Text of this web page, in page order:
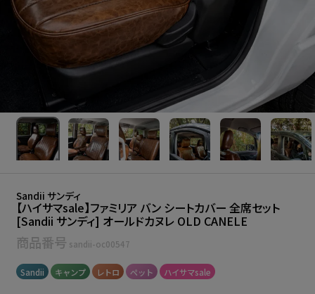
Sandii サンディ
【ハイサマsale】ファミリア バン シートカバー 全席セット
[Sandii サンディ] オールドカヌレ OLD CANELE
商品番号 sandii-oc00547
Sandii キャンプ レトロ ペット ハイサマsale